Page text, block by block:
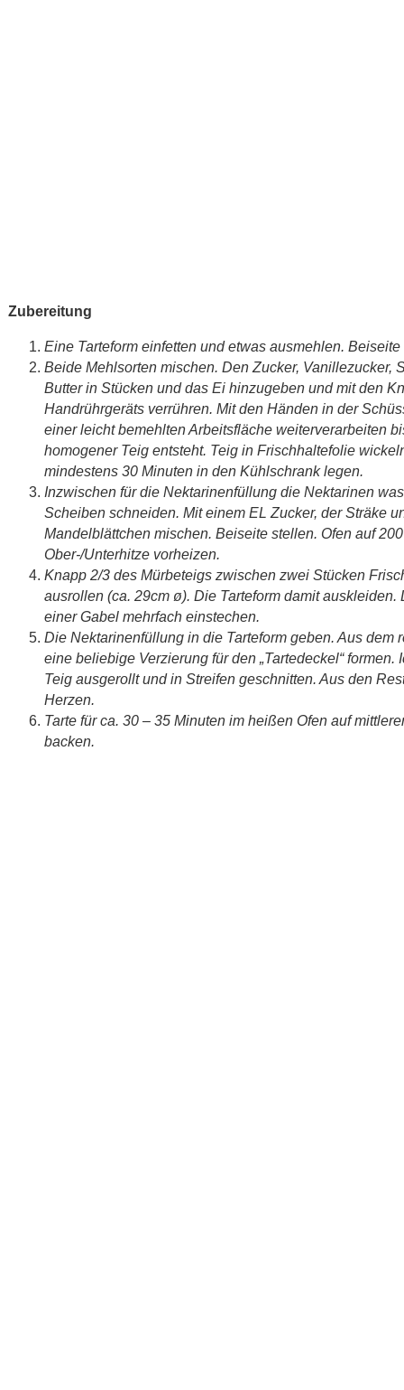
Zubereitung
Eine Tarteform einfetten und etwas ausmehlen. Beiseite
Beide Mehlsorten mischen. Den Zucker, Vanillezucker,
Butter in Stücken und das Ei hinzugeben und mit den
Handrührgeräts verrühren. Mit den Händen in der
einer leicht bemehlten Arbeitsfläche weiterverarbeiten
homogener Teig entsteht. Teig in Frischhaltefolie
mindestens 30 Minuten in den Kühlschrank legen.
Inzwischen für die Nektarinenfüllung die Nektarinen
Scheiben schneiden. Mit einem EL Zucker, der Sträke
Mandelblättchen mischen. Beiseite stellen. Ofen auf
Ober-/Unterhitze vorheizen.
Knapp 2/3 des Mürbeteigs zwischen zwei Stücken
ausrollen (ca. 29cm ø). Die Tarteform damit auskleiden.
einer Gabel mehrfach einstechen.
Die Nektarinenfüllung in die Tarteform geben. Aus dem
eine beliebige Verzierung für den „Tartedeckel“ formen.
Teig ausgerollt und in Streifen geschnitten. Aus den
Herzen.
Tarte für ca. 30 – 35 Minuten im heißen Ofen auf
backen.